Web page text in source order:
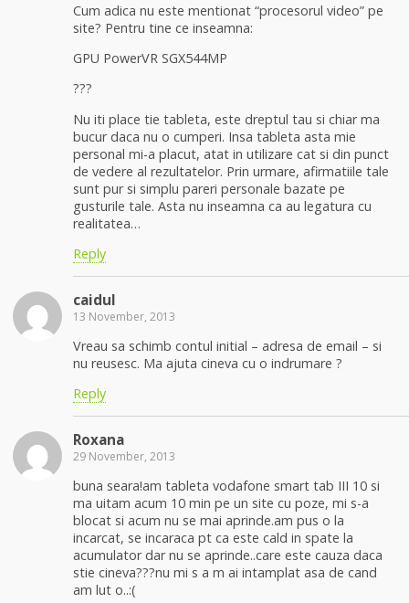
Cum adica nu este mentionat “procesorul video” pe
site? Pentru tine ce inseamna:
GPU PowerVR SGX544MP
???
Nu iti place tie tableta, este dreptul tau si chiar ma
bucur daca nu o cumperi. Insa tableta asta mie
personal mi-a placut, atat in utilizare cat si din punct
de vedere al rezultatelor. Prin urmare, afirmatiile tale
sunt pur si simplu pareri personale bazate pe
gusturile tale. Asta nu inseamna ca au legatura cu
realitatea…
Reply
caidul
13 November, 2013
Vreau sa schimb contul initial – adresa de email – si
nu reusesc. Ma ajuta cineva cu o indrumare ?
Reply
Roxana
29 November, 2013
buna seara!am tableta vodafone smart tab III 10 si
ma uitam acum 10 min pe un site cu poze, mi s-a
blocat si acum nu se mai aprinde.am pus o la
incarcat, se incaraca pt ca este cald in spate la
acumulator dar nu se aprinde..care este cauza daca
stie cineva???nu mi s a m ai intamplat asa de cand
am lut o..:(